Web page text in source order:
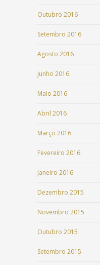
Outubro 2016
Setembro 2016
Agosto 2016
Junho 2016
Maio 2016
Abril 2016
Março 2016
Fevereiro 2016
Janeiro 2016
Dezembro 2015
Novembro 2015
Outubro 2015
Setembro 2015